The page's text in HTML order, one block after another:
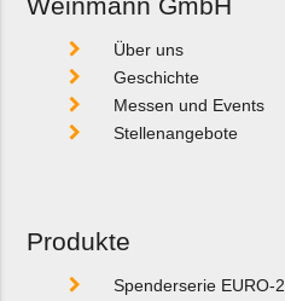
Weinmann GmbH
Über uns
Geschichte
Messen und Events
Stellenangebote
Produkte
Spenderserie EURO-2